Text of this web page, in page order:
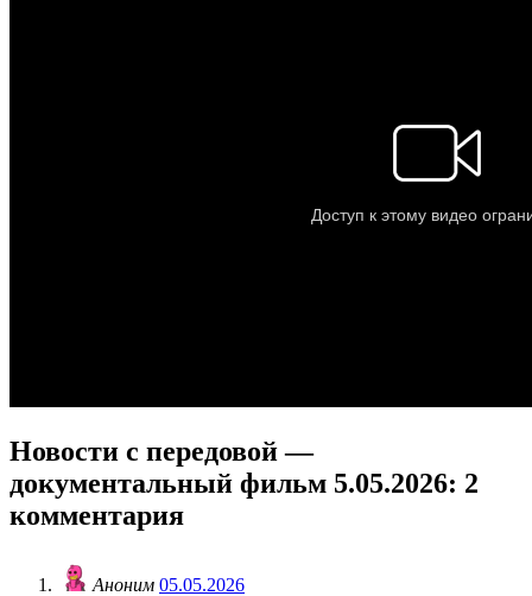
Новости с передовой —
документальный фильм 5.05.2026: 2
комментария
Аноним 05.05.2026